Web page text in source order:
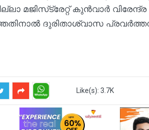
മജിസ്‌ട്രേറ്റ് കുന്‍വാര്‍
ദുരിതാശ്വാസ
Like(s): 3.7K